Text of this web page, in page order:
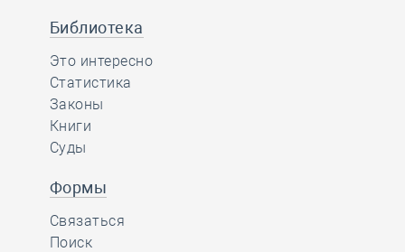
Библиотека
Это интересно
Статистика
Законы
Книги
Суды
Формы
Связаться
Поиск